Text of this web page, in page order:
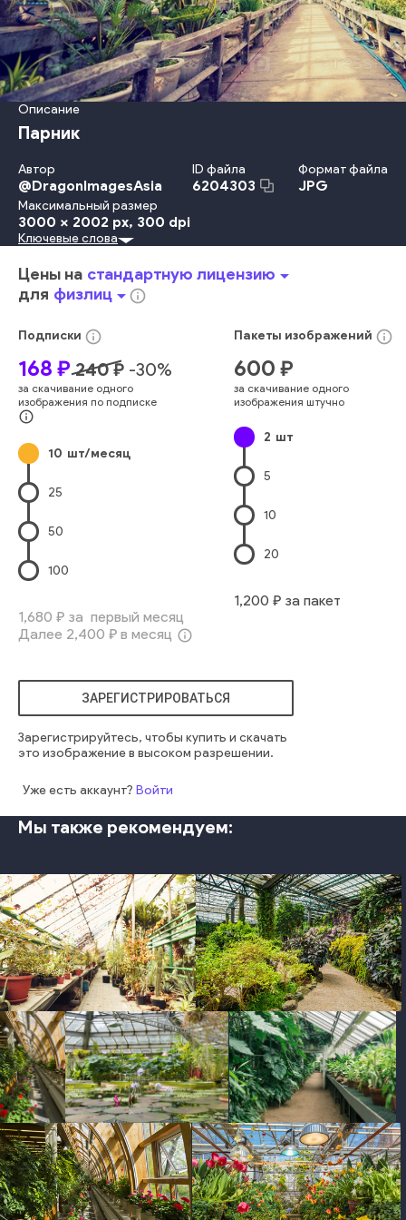
Описание
Парник
Автор
@DragonImagesAsia
ID файла
6204303
Формат файла
JPG
Максимальный размер
3000 x 2002 px, 300 dpi
Природа В Помещении
Теплица Плантация
Растениеводство
Цветное Изображение
Садоводческий Питомник
Садовый Центр
зеленый
сельское хозяйство сельское хозяйство ряд
флора растущий растительность листва
избирательный
теплица
культивирование
цветочный сельское хозяйство
Ключевые слова
Цены на стандартную лицензиюarrow_drop_down
для физлицarrow_drop_downinfo_outline
Подписки info_outline
168 ₽ 240₽ -30%
за скачивание одного
изображения по подписке
info_outline
10 шт/месяц
25
50
100
1,680 ₽ за первый месяц
Далее 2,400 ₽ в месяц info_outline
Пакеты изображений info_outline
600 ₽
за скачивание одного
изображения штучно
2 шт
5
10
20
1,200 ₽ за пакет
ЗАРЕГИСТРИРОВАТЬСЯ
Зарегистрируйтесь, чтобы купить и скачать
это изображение в высоком разрешении.
Уже есть аккаунт? Войти
Мы также рекомендуем:
photo photo
photo photo photo